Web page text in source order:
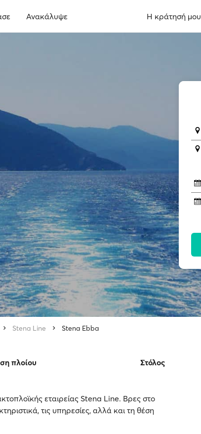
Ανακάλυψε Η κράτησή μου
Stena Line Stena Ebba
πλοίου Στόλος
εταιρείας Stena Line. Βρες στο
τις υπηρεσίες, αλλά και τη θέση